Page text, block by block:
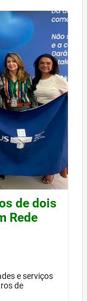
de dois
Rede
e serviços
de